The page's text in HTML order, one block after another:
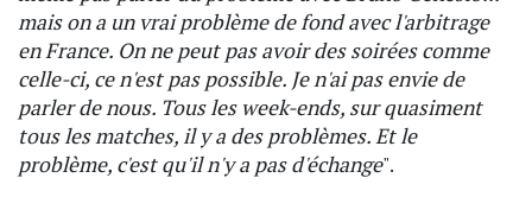
mais on a un vrai problème de fond avec l'arbitrage
en France. On ne peut pas avoir des soirées comme
celle-ci, ce n'est pas possible. Je n'ai pas envie de
parler de nous. Tous les week-ends, sur quasiment
tous les matches, il y a des problèmes. Et le
problème, c'est qu'il n'y a pas d'échange".